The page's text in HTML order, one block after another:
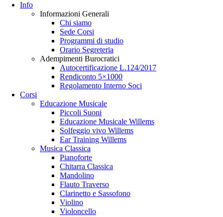
Info
Informazioni Generali
Chi siamo
Sede Corsi
Programmi di studio
Orario Segreteria
Adempimenti Burocratici
Autocertificazione L.124/2017
Rendiconto 5×1000
Regolamento Interno Soci
Corsi
Educazione Musicale
Piccoli Suoni
Educazione Musicale Willems
Solfeggio vivo Willems
Ear Training Willems
Musica Classica
Pianoforte
Chitarra Classica
Mandolino
Flauto Traverso
Clarinetto e Sassofono
Violino
Violoncello